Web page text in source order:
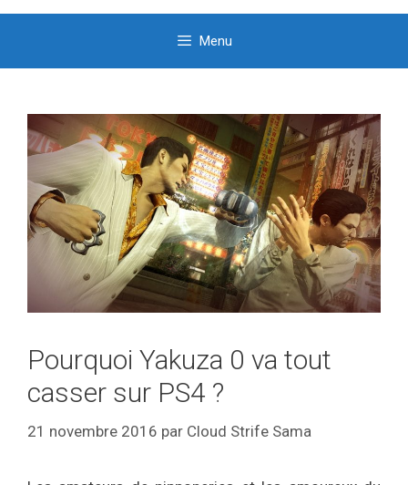
Menu
Pourquoi Yakuza 0 va tout
casser sur PS4 ?
21 novembre 2016 par Cloud Strife Sama